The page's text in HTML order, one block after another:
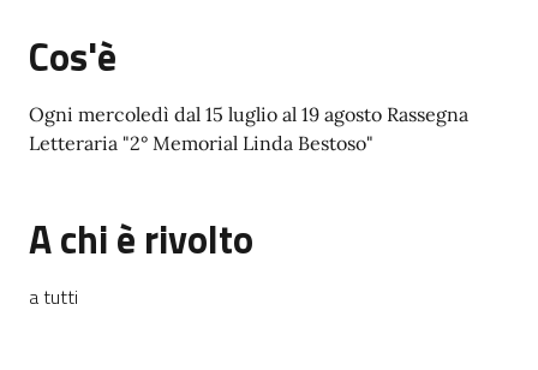
Cos'è
Ogni mercoledì dal 15 luglio al 19 agosto Rassegna
Letteraria "2° Memorial Linda Bestoso"
A chi è rivolto
a tutti